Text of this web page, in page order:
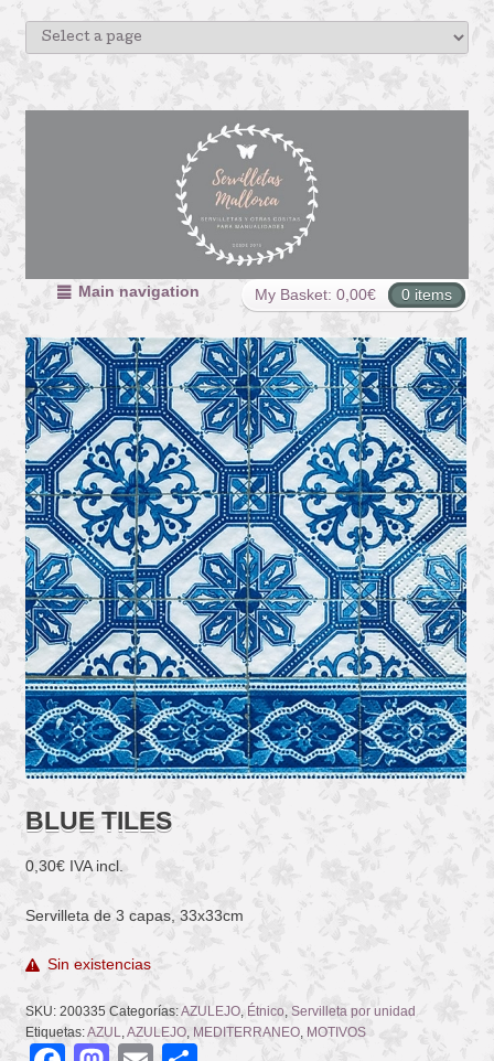
My Basket: 0,00€ 0 items
Main navigation
BLUE TILES
0,30€ IVA incl.
Servilleta de 3 capas, 33x33cm
Sin existencias
SKU: 200335 Categorías:AZULEJO, Étnico, Servilleta por unidad
Etiquetas:AZUL,AZULEJO, MEDITERRANEO, MOTIVOS